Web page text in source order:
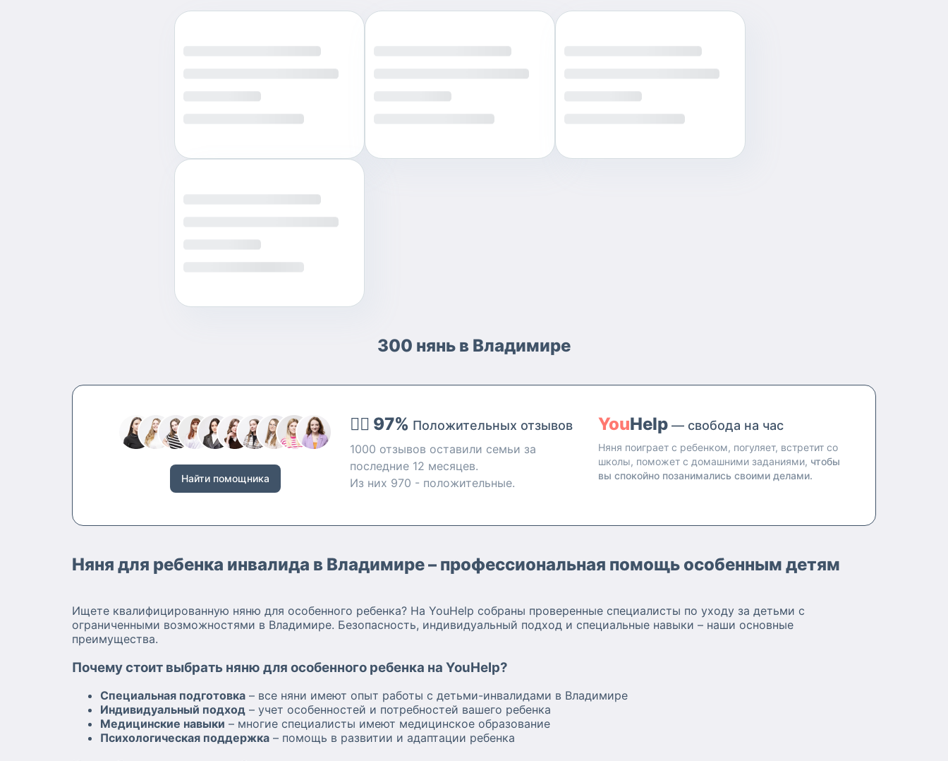
300 нянь в Владимире
Найти помощника
👍🏻 97% Положительных отзывов
1000 отзывов оставили семьи за
последние 12 месяцев.
Из них 970 - положительные.
YouHelp — свобода на час
Няня поиграет с ребенком, погуляет, встретит со
школы, поможет с домашними заданиями, чтобы
вы спокойно позанимались своими делами.
Няня для ребенка инвалида в Владимире – профессиональная помощь особенным детям
Ищете квалифицированную няню для особенного ребенка? На YouHelp собраны проверенные специалисты по уходу за детьми с
ограниченными возможностями в Владимире. Безопасность, индивидуальный подход и специальные навыки – наши основные
преимущества.
Почему стоит выбрать няню для особенного ребенка на YouHelp?
Специальная подготовка – все няни имеют опыт работы с детьми-инвалидами в Владимире
Индивидуальный подход – учет особенностей и потребностей вашего ребенка
Медицинские навыки – многие специалисты имеют медицинское образование
Психологическая поддержка – помощь в развитии и адаптации ребенка